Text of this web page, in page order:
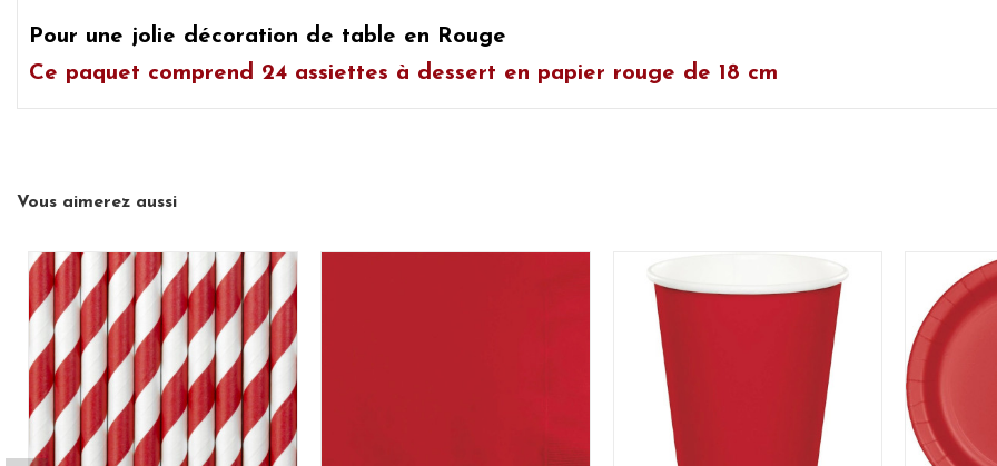
Pour une jolie décoration de table en Rouge
Ce paquet comprend 24 assiettes à dessert en papier rouge de 18 cm
Vous aimerez aussi